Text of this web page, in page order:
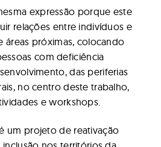
expressão porque este
relações entre indivíduos e
áreas próximas, colocando
com deficiência
das periferias
no centro deste trabalho,
e workshops.
um projeto de reativação